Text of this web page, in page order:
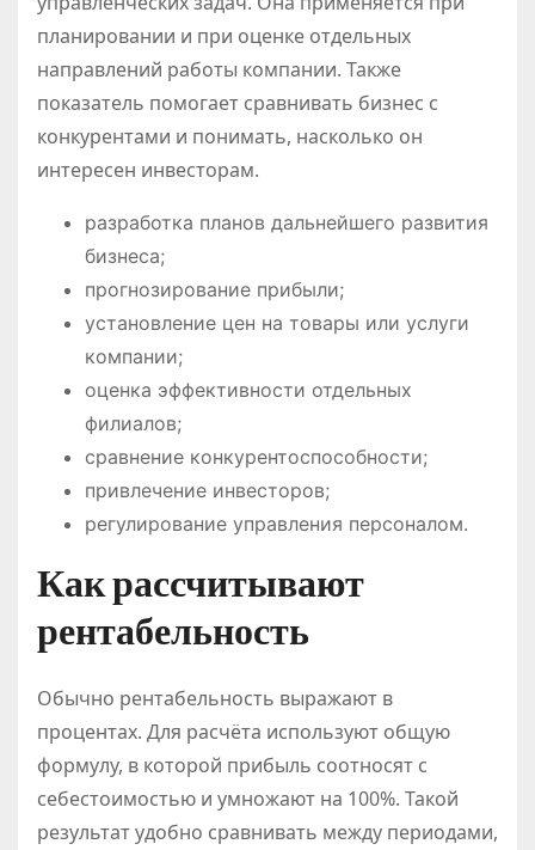
планировании и при оценке отдельных
направлений работы компании. Также
показатель помогает сравнивать бизнес с
конкурентами и понимать, насколько он
интересен инвесторам.
разработка планов дальнейшего развития
бизнеса;
прогнозирование прибыли;
установление цен на товары или услуги
компании;
оценка эффективности отдельных
филиалов;
сравнение конкурентоспособности;
привлечение инвесторов;
регулирование управления персоналом.
Как рассчитывают
рентабельность
Обычно рентабельность выражают в
процентах. Для расчёта используют общую
формулу, в которой прибыль соотносят с
себестоимостью и умножают на 100%. Такой
результат удобно сравнивать между периодами,